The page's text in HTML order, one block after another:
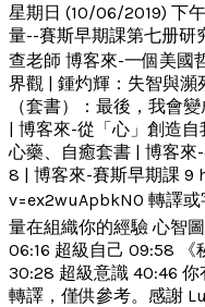
星期日 (10/06/2019) 下
量--賽斯早期課第七册研
查老師 博客來-一個美國
界觀 | 鍾灼輝：失智與瀕
（套書）：最後，我會
| 博客來-從「心」創造自
心藥、自癒套書 | 博客
8 | 博客來-賽斯早期課
v=ex2wuApbkN0 轉譯或
量在組織你的經驗 心智
06:16 超級自己 09:58 《
30:28 超級意識 40:46
轉譯，僅供參考。感謝